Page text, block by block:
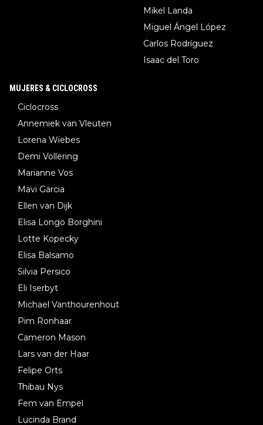
Mikel Landa
Miguel Ángel López
Carlos Rodríguez
Isaac del Toro
MUJERES & CICLOCROSS
Ciclocross
Annemiek van Vleuten
Lorena Wiebes
Demi Vollering
Marianne Vos
Mavi Garcia
Ellen van Dijk
Elisa Longo Borghini
Lotte Kopecky
Elisa Balsamo
Silvia Persico
Eli Iserbyt
Michael Vanthourenhout
Pim Ronhaar
Cameron Mason
Lars van der Haar
Felipe Orts
Thibau Nys
Fem van Empel
Lucinda Brand